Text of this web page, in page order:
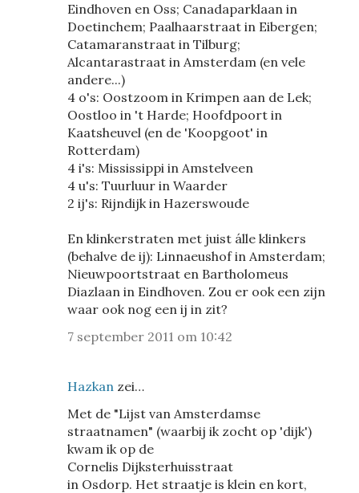
Eindhoven en Oss; Canadaparklaan in
Doetinchem; Paalhaarstraat in Eibergen;
Catamaranstraat in Tilburg;
Alcantarastraat in Amsterdam (en vele
andere...)
4 o's: Oostzoom in Krimpen aan de Lek;
Oostloo in 't Harde; Hoofdpoort in
Kaatsheuvel (en de 'Koopgoot' in
Rotterdam)
4 i's: Mississippi in Amstelveen
4 u's: Tuurluur in Waarder
2 ij's: Rijndijk in Hazerswoude
En klinkerstraten met juist álle klinkers
(behalve de ij): Linnaeushof in Amsterdam;
Nieuwpoortstraat en Bartholomeus
Diazlaan in Eindhoven. Zou er ook een zijn
waar ook nog een ij in zit?
7 september 2011 om 10:42
Hazkan zei…
Met de "Lijst van Amsterdamse
straatnamen" (waarbij ik zocht op 'dijk')
kwam ik op de
Cornelis Dijksterhuisstraat
in Osdorp. Het straatje is klein en kort,